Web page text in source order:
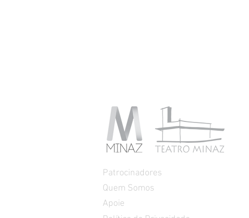
Patrocinadores
Quem Somos
Apoie